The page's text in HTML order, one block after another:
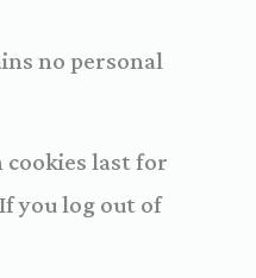
no personal
last for
you log out of